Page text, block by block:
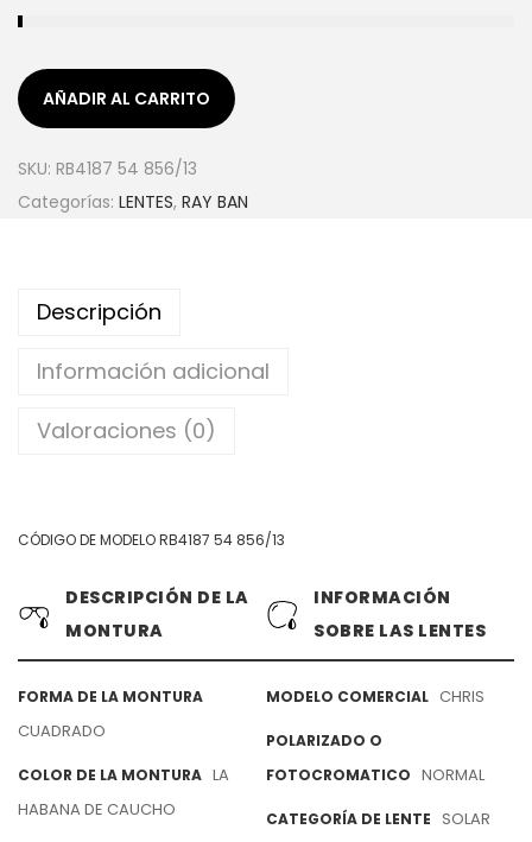
AÑADIR AL CARRITO
SKU: RB4187 54 856/13
Categorías: LENTES, RAY BAN
Descripción
Información adicional
Valoraciones (0)
CÓDIGO DE MODELO RB4187 54 856/13
DESCRIPCIÓN DE LA
MONTURA
FORMA DE LA MONTURA
CUADRADO
COLOR DE LA MONTURA LA
HABANA DE CAUCHO
INFORMACIÓN
SOBRE LAS LENTES
MODELO COMERCIAL CHRIS
POLARIZADO O
FOTOCROMATICO NORMAL
CATEGORÍA DE LENTE SOLAR